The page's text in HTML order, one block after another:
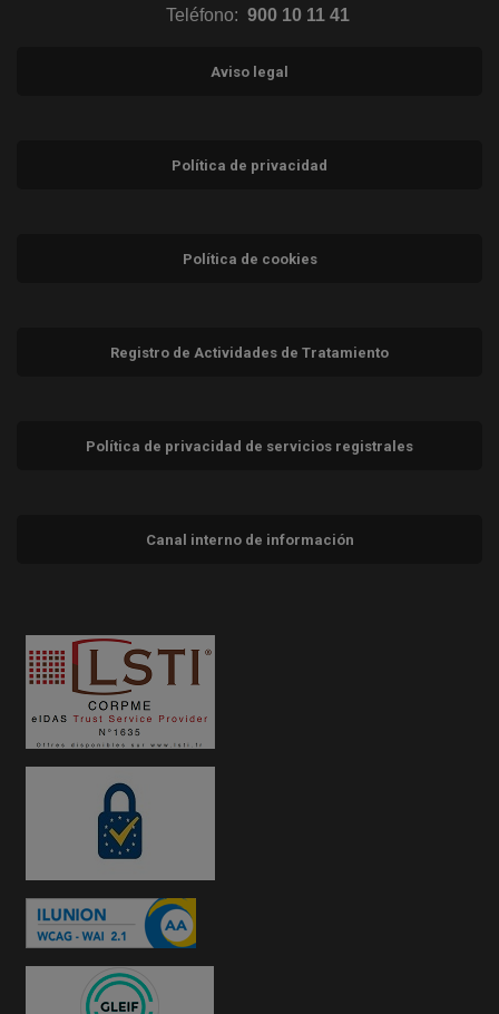
Teléfono: 900 10 11 41
Aviso legal
Política de privacidad
Política de cookies
Registro de Actividades de Tratamiento
Política de privacidad de servicios registrales
Canal interno de información